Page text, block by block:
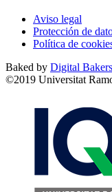
Aviso legal
Protección de
Política de
Baked by Digital Bakers
©2019 Universitat